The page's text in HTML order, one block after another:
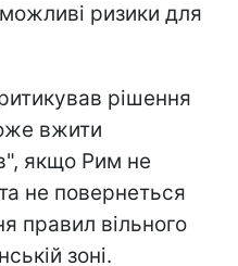
ризики для
рішення
вжити
якщо Рим не
не повернеться
правил вільного
зоні.